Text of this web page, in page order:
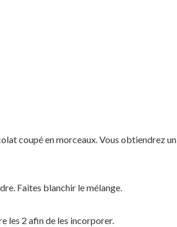
coupé en morceaux. Vous obtiendrez un
Faites blanchir le mélange.
les 2 afin de les incorporer.